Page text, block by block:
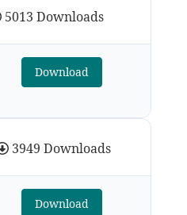
5013 Downloads
Download
3949 Downloads
Download